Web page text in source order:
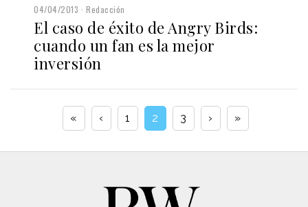
04/04/2013 Redacción
El caso de éxito de Angry Birds:
cuando un fan es la mejor
inversión
« ‹ 1 2 3 › »